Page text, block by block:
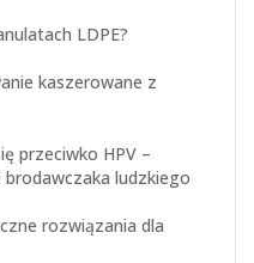
LDPE?
kaszerowane z
przeciwko HPV –
ludzkiego
rozwiązania dla